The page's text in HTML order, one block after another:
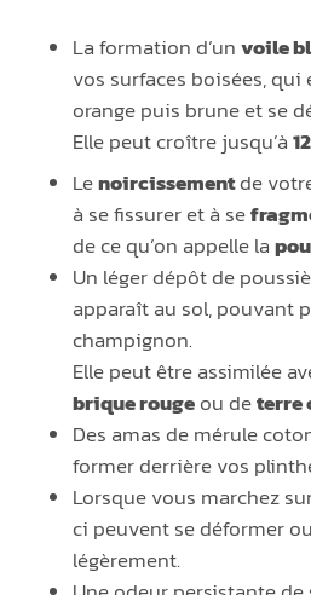
La formation d’unvoile
vos surfaces boisées,
orange puis brune et se
Elle peut croître jusqu’à
Lenoircissementde
à se fissurer et à se
de ce qu’on appelle la
Un léger dépôt de
apparaît au sol, pouvant
champignon.
Elle peut être assimilée
brique rougeou deterre
Des amas de mérule
former derrière vos
Lorsque vous marchez
ci peuvent se déformer
légèrement.